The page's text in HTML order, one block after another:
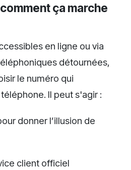
ça marche
en ligne ou via
détournées,
le numéro qui
Il peut s'agir :
donner l’illusion de
client officiel